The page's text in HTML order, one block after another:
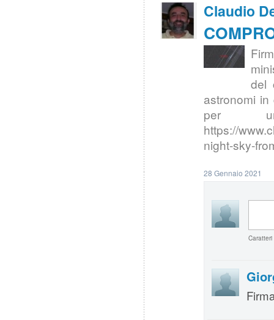
Claudio
del
astronomi
per un
https://
night-sky-
28 Gennaio 2021